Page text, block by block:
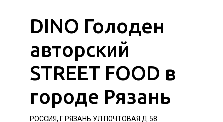
DINO Голоден
авторский
STREET FOOD в
городе Рязань
РОССИЯ, Г.РЯЗАНЬ УЛ.ПОЧТОВАЯ Д.58